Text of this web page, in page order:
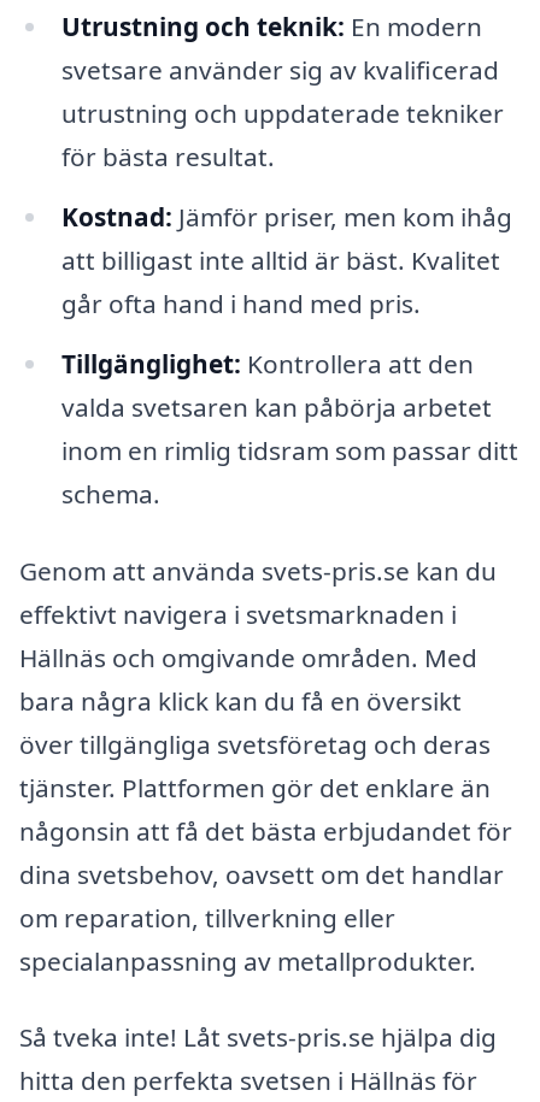
Utrustning och teknik: En modern
svetsare använder sig av kvalificerad
utrustning och uppdaterade tekniker
för bästa resultat.
Kostnad: Jämför priser, men kom ihåg
att billigast inte alltid är bäst. Kvalitet
går ofta hand i hand med pris.
Tillgänglighet: Kontrollera att den
valda svetsaren kan påbörja arbetet
inom en rimlig tidsram som passar ditt
schema.
Genom att använda svets-pris.se kan du
effektivt navigera i svetsmarknaden i
Hällnäs och omgivande områden. Med
bara några klick kan du få en översikt
över tillgängliga svetsföretag och deras
tjänster. Plattformen gör det enklare än
någonsin att få det bästa erbjudandet för
dina svetsbehov, oavsett om det handlar
om reparation, tillverkning eller
specialanpassning av metallprodukter.
Så tveka inte! Låt svets-pris.se hjälpa dig
hitta den perfekta svetsen i Hällnäs för